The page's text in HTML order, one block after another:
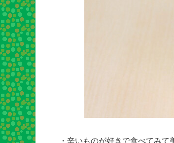
・辛いものが好きで食べてみ